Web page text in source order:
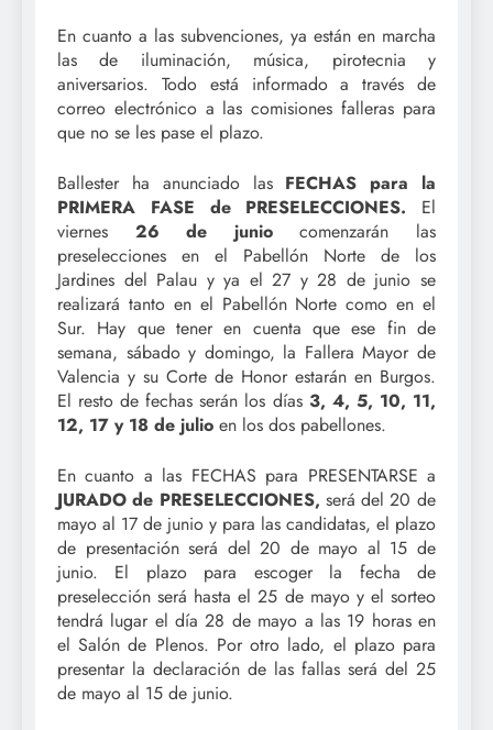
En cuanto a las subvenciones, ya están en marcha
las de iluminación, música, pirotecnia y
aniversarios. Todo está informado a través de
correo electrónico a las comisiones falleras para
que no se les pase el plazo.
Ballester ha anunciado las FECHAS para la
PRIMERA FASE de PRESELECCIONES. El
viernes 26 de juniocomenzarán las
preselecciones en el Pabellón Norte de los
Jardines del Palau y ya el 27 y 28 de junio se
realizará tanto en el Pabellón Norte como en el
Sur. Hay que tener en cuenta que ese fin de
semana, sábado y domingo, la Fallera Mayor de
Valencia y su Corte de Honor estarán en Burgos.
El resto de fechas serán los días 3, 4, 5, 10, 11,
12, 17 y 18 de julio en los dos pabellones.
En cuanto a las FECHAS para PRESENTARSE a
JURADO de PRESELECCIONES, será del 20 de
mayo al 17 de junio y para las candidatas, el plazo
de presentación será del 20 de mayo al 15 de
junio. El plazo para escoger la fecha de
preselección será hasta el 25 de mayo y el sorteo
tendrá lugar el día 28 de mayo a las 19 horas en
el Salón de Plenos. Por otro lado, el plazo para
presentar la declaración de las fallas será del 25
de mayo al 15 de junio.